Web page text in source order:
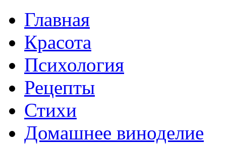
Главная
Красота
Психология
Рецепты
Стихи
Домашнее виноделие